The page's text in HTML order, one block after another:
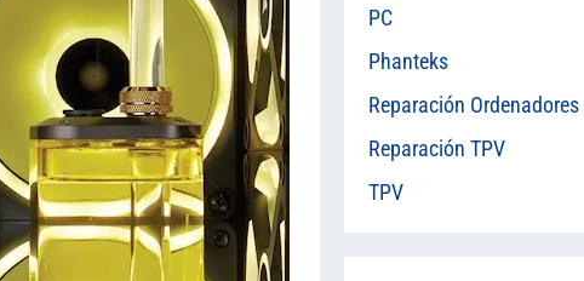
PC
Phanteks
Reparación Ordenadores
Reparación TPV
TPV